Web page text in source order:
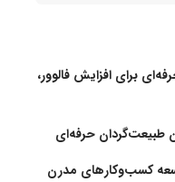
برای افزایش فالوور،
طبیعت‌گردان حرفه‌ای
کسب‌وکارهای مدرن